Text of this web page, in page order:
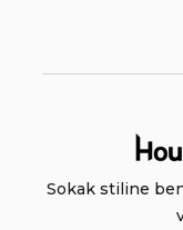
Sokak stiline